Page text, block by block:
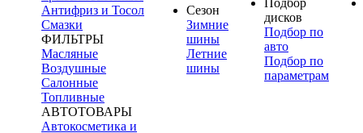
Антифриз и Тосол
Смазки
ФИЛЬТРЫ
Масляные
Воздушные
Салонные
Топливные
АВТОТОВАРЫ
Автокосметика и
Сезон
Зимние
шины
Летние
шины
дисков
Подбор по
авто
Подбор по
параметрам